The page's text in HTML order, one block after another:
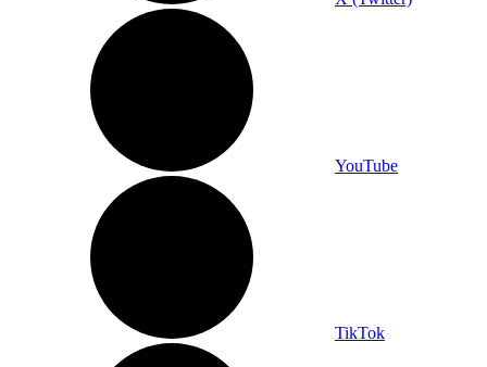
YouTube
TikTok